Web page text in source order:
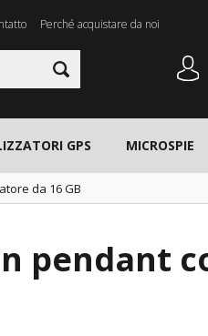
Perché acquistare da noi
GPS MICROSPIE
da 16 GB
pendant